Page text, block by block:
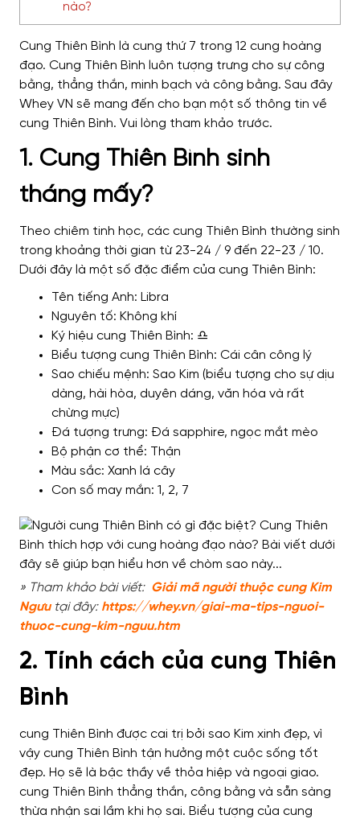
nào?
Cung Thiên Bình là cung thứ 7 trong 12 cung hoàng
đạo. Cung Thiên Bình luôn tượng trưng cho sự công
bằng, thẳng thắn, minh bạch và công bằng. Sau đây
Whey VN sẽ mang đến cho bạn một số thông tin về
cung Thiên Bình. Vui lòng tham khảo trước.
1. Cung Thiên Bình sinh
tháng mấy?
Theo chiêm tinh học, các cung Thiên Bình thường sinh
trong khoảng thời gian từ 23-24 / 9 đến 22-23 / 10.
Dưới đây là một số đặc điểm của cung Thiên Bình:
Tên tiếng Anh: Libra
Nguyên tố: Không khí
Ký hiệu cung Thiên Bình: ♎
Biểu tượng cung Thiên Bình: Cái cân công lý
Sao chiếu mệnh: Sao Kim (biểu tượng cho sự dịu
dàng, hài hòa, duyên dáng, văn hóa và rất
chừng mực)
Đá tượng trưng: Đá sapphire, ngọc mắt mèo
Bộ phận cơ thể: Thận
Màu sắc: Xanh lá cây
Con số may mắn: 1, 2, 7
» Tham khảo bài viết: Giải mã người thuộc cung Kim
Ngưutại đây: https://whey.vn/giai-ma-tips-nguoi-
thuoc-cung-kim-nguu.htm
2. Tính cách của cung Thiên
Bình
cung Thiên Bình được cai trị bởi sao Kim xinh đẹp, vì
vậy cung Thiên Bình tận hưởng một cuộc sống tốt
đẹp. Họ sẽ là bậc thầy về thỏa hiệp và ngoại giao.
cung Thiên Bình thẳng thắn, công bằng và sẵn sàng
thừa nhận sai lầm khi họ sai. Biểu tượng của cung